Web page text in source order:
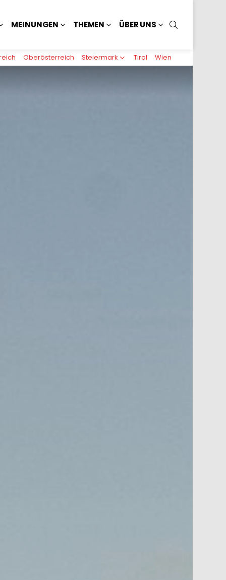
MEINUNGEN THEMEN ÜBER UNS
Oberösterreich Steiermark Tirol
Wien